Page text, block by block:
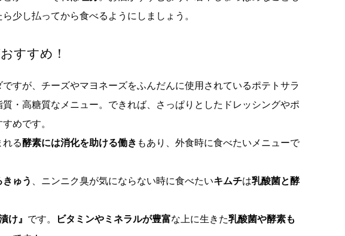
少し払ってから食べるようにしましょう。
すすめ！
すが、チーズやマヨネーズをふんだんに使用されているポテトサラ
・高糖質なメニュー。できれば、さっぱりとしたドレッシングやポ
めです。
れる酵素には消化を助ける働き もあり、外食時に食べたいメニューで
きゅう 、ニンニク臭が気にならない時に食べたいキムチは乳酸菌と酵
け』 です。 ビタミンやミネラルが豊富な上に生きた乳酸菌や酵素も